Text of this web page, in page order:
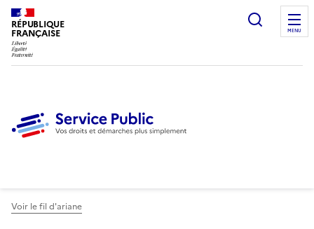
RÉPUBLIQUE
FRANÇAISE
Ouvrir
MENU
Voir le fil d'ariane